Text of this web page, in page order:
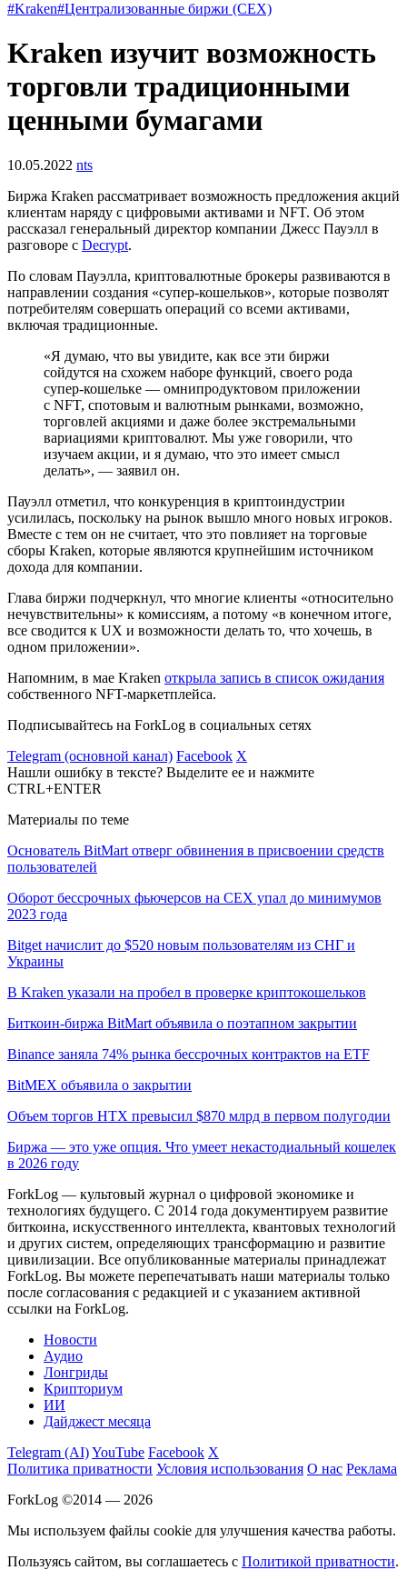
#Kraken#Централизованные биржи (CEX)
Kraken изучит возможность
торговли традиционными
ценными бумагами
10.05.2022 nts
Биржа Kraken рассматривает возможность предложения акций
клиентам наряду с цифровыми активами и NFT. Об этом
рассказал генеральный директор компании Джесс Пауэлл в
разговоре с Decrypt.
По словам Пауэлла, криптовалютные брокеры развиваются в
направлении создания «супер-кошельков», которые позволят
потребителям совершать операций со всеми активами,
включая традиционные.
«Я думаю, что вы увидите, как все эти биржи
сойдутся на схожем наборе функций, своего рода
супер-кошельке — омнипродуктовом приложении
c NFT, спотовым и валютным рынками, возможно,
торговлей акциями и даже более экстремальными
вариациями криптовалют. Мы уже говорили, что
изучаем акции, и я думаю, что это имеет смысл
делать», — заявил он.
Пауэлл отметил, что конкуренция в криптоиндустрии
усилилась, поскольку на рынок вышло много новых игроков.
Вместе с тем он не считает, что это повлияет на торговые
сборы Kraken, которые являются крупнейшим источником
дохода для компании.
Глава биржи подчеркнул, что многие клиенты «относительно
нечувствительны» к комиссиям, а потому «в конечном итоге,
все сводится к UX и возможности делать то, что хочешь, в
одном приложении».
Напомним, в мае Kraken открыла запись в список ожидания
собственного NFT-маркетплейса.
Подписывайтесь на ForkLog в социальных сетях
Telegram (основной канал) Facebook X
Нашли ошибку в тексте? Выделите ее и нажмите
CTRL+ENTER
Материалы по теме
Основатель BitMart отверг обвинения в присвоении средств
пользователей
Оборот бессрочных фьючерсов на CEX упал до минимумов
2023 года
Bitget начислит до $520 новым пользователям из СНГ и
Украины
В Kraken указали на пробел в проверке криптокошельков
Биткоин-биржа BitMart объявила о поэтапном закрытии
Binance заняла 74% рынка бессрочных контрактов на ETF
BitMEX объявила о закрытии
Объем торгов HTX превысил $870 млрд в первом полугодии
Биржа — это уже опция. Что умеет некастодиальный кошелек
в 2026 году
ForkLog — культовый журнал о цифровой экономике и
технологиях будущего. С 2014 года документируем развитие
биткоина, искусственного интеллекта, квантовых технологий
и других систем, определяющих трансформацию и развитие
цивилизации. Все опубликованные материалы принадлежат
ForkLog. Вы можете перепечатывать наши материалы только
после согласования с редакцией и с указанием активной
ссылки на ForkLog.
Новости
Аудио
Лонгриды
Крипториум
ИИ
Дайджест месяца
Telegram (AI)YouTube Facebook X
Политика приватности Условия использования О нас Реклама
ForkLog ©2014 — 2026
Мы используем файлы cookie для улучшения качества работы.
Пользуясь сайтом, вы соглашаетесь с Политикой приватности.